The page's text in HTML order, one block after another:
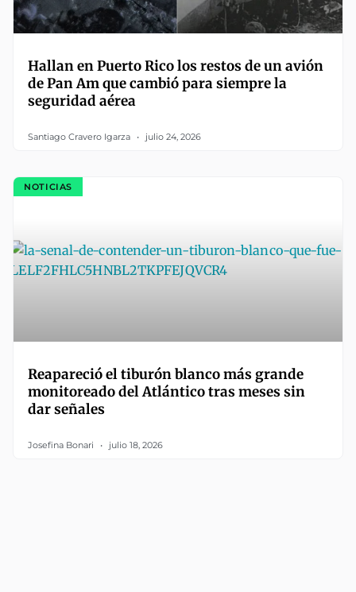
Hallan en Puerto Rico los restos de un avión
de Pan Am que cambió para siempre la
seguridad aérea
Santiago Cravero Igarza julio 24, 2026
NOTICIAS
Reapareció el tiburón blanco más grande
monitoreado del Atlántico tras meses sin
dar señales
Josefina Bonari julio 18, 2026